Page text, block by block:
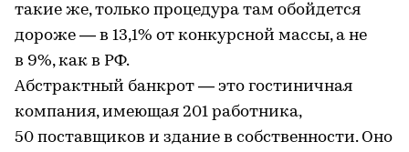
такие же, только процедура там обойдется
дороже — в 13,1% от конкурсной массы, а не
в 9%, как в РФ.
Абстрактный банкрот — это гостиничная
компания, имеющая 201 работника,
50 поставщиков и здание в собственности. Оно